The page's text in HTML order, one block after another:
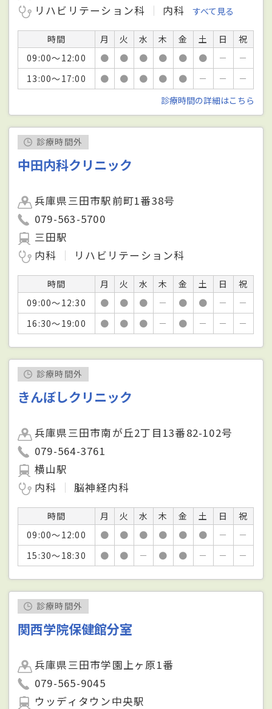
リハビリテーション科
内科 すべて見る
時間 月 火 水 木 金 土 日
祝
09:00～12:00
● ● ● ● ● ● －
－
13:00～17:00
● ● ● ● ● － －
－
診療時間の詳細はこちら
診療時間外
中田内科クリニック
兵庫県三田市駅前町1番38号
079-563-5700
三田駅
内科
リハビリテーション科
時間 月 火 水 木 金 土 日
祝
09:00～12:30
● ● ● － ● ● －
－
16:30～19:00
● ● ● － ● － － －
診療時間外
きんぼしクリニック
兵庫県三田市南が丘2丁目13番82-102号
079-564-3761
横山駅
内科
脳神経内科
時間 月 火 水 木 金 土 日
祝
09:00～12:00
● ● ● ● ● ● －
－
15:30～18:30
● ● － ● ● － － －
診療時間外
関西学院保健館分室
兵庫県三田市学園上ヶ原1番
079-565-9045
ウッディタウン中央駅